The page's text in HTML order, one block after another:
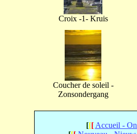
Croix -1- Kruis
Coucher de soleil -
Zonsondergang
[[[ Accueil -